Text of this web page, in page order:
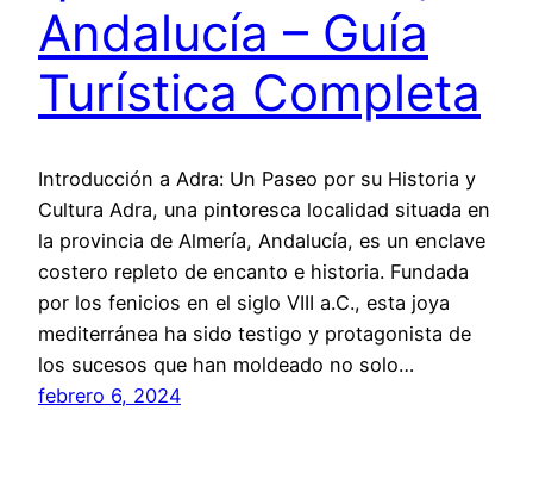
Andalucía – Guía
Turística Completa
Introducción a Adra: Un Paseo por su Historia y
Cultura Adra, una pintoresca localidad situada en
la provincia de Almería, Andalucía, es un enclave
costero repleto de encanto e historia. Fundada
por los fenicios en el siglo VIII a.C., esta joya
mediterránea ha sido testigo y protagonista de
los sucesos que han moldeado no solo…
febrero 6, 2024